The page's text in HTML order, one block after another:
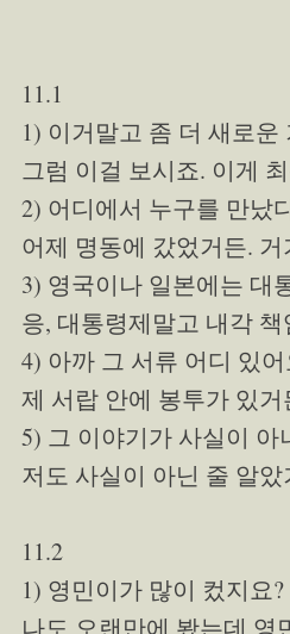
11.1
1) 이거말고 좀 더 새로운
그럼 이걸 보시죠. 이게
2) 어디에서 누구를 만났
어제 명동에 갔었거든.
3) 영국이나 일본에는 대
응, 대통령제말고 내각
4) 아까 그 서류 어디 있어
제 서랍 안에 봉투가 있
5) 그 이야기가 사실이 아
저도 사실이 아닌 줄 알
11.2
1) 영민이가 많이 컸지요?
나도 오랜만에 봤는데 영